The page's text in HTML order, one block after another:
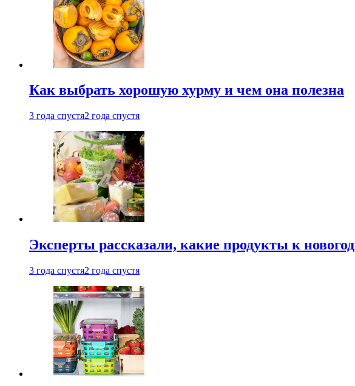
Как выбрать хорошую хурму и чем она полезна
3 года спустя2 года спустя
Эксперты рассказали, какие продукты к
3 года спустя2 года спустя